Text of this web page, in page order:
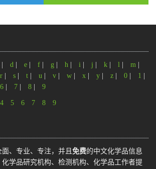
d e f g h i j k l m
r s t u v w x y z 0 1
6 7 8 9
4 5 6 7 8 9
、专业、专注，并且 免费的中文化学品信息
学品研究机构、检测机构、化学品工作者提